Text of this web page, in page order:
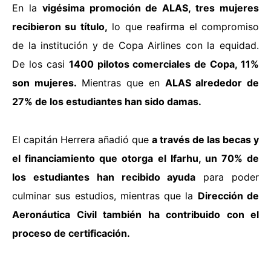
En la vigésima promoción de ALAS, tres mujeres
recibieron su título, lo que reafirma el compromiso
de la institución y de Copa Airlines con la equidad.
De los casi 1400 pilotos comerciales de Copa, 11%
son mujeres. Mientras que en ALASalrededor de
27% de los estudiantes han sido damas.
El capitán Herrera añadió que a través de las becas y
el financiamiento que otorga el Ifarhu, un 70% de
los estudiantes han recibido ayuda para poder
culminar sus estudios, mientras que la Dirección de
Aeronáutica Civil también ha contribuido con el
proceso de certificación.